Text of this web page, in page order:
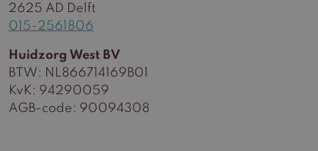
2625 AD Delft
015-2561806
Huidzorg West BV
BTW: NL866714169B01
KvK: 94290059
AGB-code: 90094308